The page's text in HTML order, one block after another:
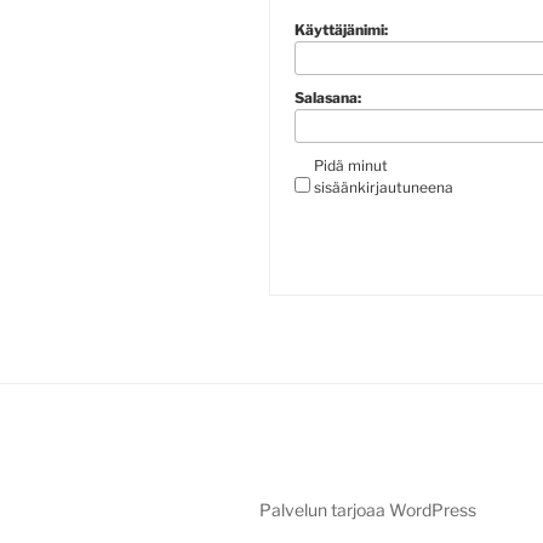
Käyttäjänimi:
Salasana:
Pidä minut
sisäänkirjautuneena
Palvelun tarjoaa WordPress